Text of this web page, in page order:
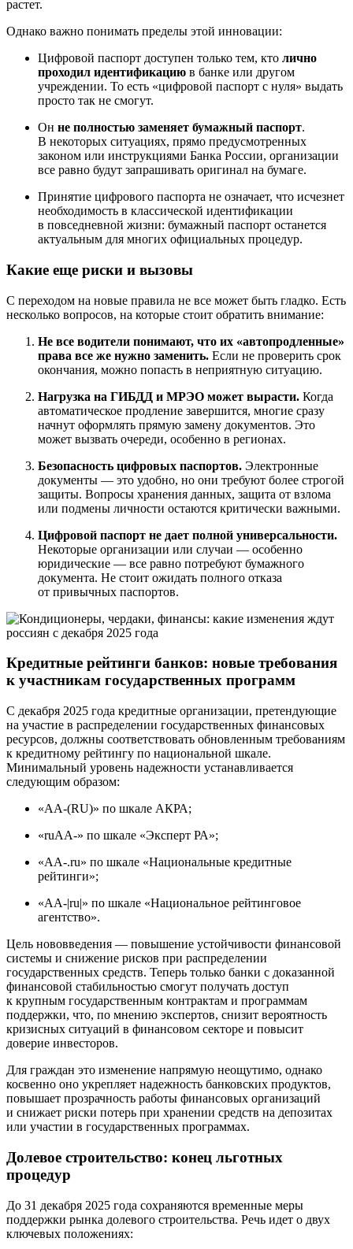
растет.
Однако важно понимать пределы этой инновации:
Цифровой паспорт доступен только тем, кто лично
проходил идентификацию в банке или другом
учреждении. То есть «цифровой паспорт с нуля» выдать
просто так не смогут.
Он не полностью заменяет бумажный паспорт.
В некоторых ситуациях, прямо предусмотренных
законом или инструкциями Банка России, организации
все равно будут запрашивать оригинал на бумаге.
Принятие цифрового паспорта не означает, что исчезнет
необходимость в классической идентификации
в повседневной жизни: бумажный паспорт останется
актуальным для многих официальных процедур.
Какие еще риски и вызовы
С переходом на новые правила не все может быть гладко. Есть
несколько вопросов, на которые стоит обратить внимание:
Не все водители понимают, что их «автопродленные»
права все же нужно заменить. Если не проверить срок
окончания, можно попасть в неприятную ситуацию.
Нагрузка на ГИБДД и МРЭО может вырасти. Когда
автоматическое продление завершится, многие сразу
начнут оформлять прямую замену документов. Это
может вызвать очереди, особенно в регионах.
Безопасность цифровых паспортов. Электронные
документы — это удобно, но они требуют более строгой
защиты. Вопросы хранения данных, защита от взлома
или подмены личности остаются критически важными.
Цифровой паспорт не дает полной универсальности.
Некоторые организации или случаи — особенно
юридические — все равно потребуют бумажного
документа. Не стоит ожидать полного отказа
от привычных паспортов.
Кредитные рейтинги банков: новые требования
к участникам государственных программ
С декабря 2025 года кредитные организации, претендующие
на участие в распределении государственных финансовых
ресурсов, должны соответствовать обновленным требованиям
к кредитному рейтингу по национальной шкале.
Минимальный уровень надежности устанавливается
следующим образом:
«AA-(RU)» по шкале АКРА;
«ruАА-» по шкале «Эксперт РА»;
«AA-.ru» по шкале «Национальные кредитные
рейтинги»;
«АА-|ru|» по шкале «Национальное рейтинговое
агентство».
Цель нововведения — повышение устойчивости финансовой
системы и снижение рисков при распределении
государственных средств. Теперь только банки с доказанной
финансовой стабильностью смогут получать доступ
к крупным государственным контрактам и программам
поддержки, что, по мнению экспертов, снизит вероятность
кризисных ситуаций в финансовом секторе и повысит
доверие инвесторов.
Для граждан это изменение напрямую неощутимо, однако
косвенно оно укрепляет надежность банковских продуктов,
повышает прозрачность работы финансовых организаций
и снижает риски потерь при хранении средств на депозитах
или участии в государственных программах.
Долевое строительство: конец льготных
процедур
До 31 декабря 2025 года сохраняются временные меры
поддержки рынка долевого строительства. Речь идет о двух
ключевых положениях: